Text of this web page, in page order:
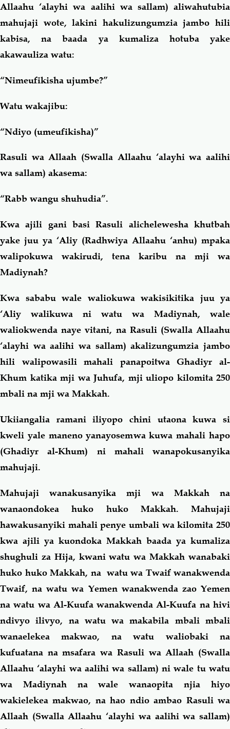
Allaahu ‘alayhi wa aalihi wa sallam) aliwahutubia
mahujaji wote, lakini hakulizungumzia jambo hili
kabisa, na baada ya kumaliza hotuba yake
akawauliza watu:
“Nimeufikisha ujumbe?”
Watu wakajibu:
“Ndiyo (umeufikisha)”
Rasuli wa Allaah (Swalla Allaahu ‘alayhi wa aalihi
wa sallam) akasema:
“Rabb wangu shuhudia”.
Kwa ajili gani basi Rasuli alichelewesha khutbah
yake juu ya ‘Aliy (Radhwiya Allaahu ‘anhu) mpaka
walipokuwa wakirudi, tena karibu na mji wa
Madiynah?
Kwa sababu wale waliokuwa wakisikitika juu ya
‘Aliy walikuwa ni watu wa Madiynah, wale
waliokwenda naye vitani, na Rasuli (Swalla Allaahu
‘alayhi wa aalihi wa sallam) akalizungumzia jambo
hili walipowasili mahali panapoitwa Ghadiyr al-
Khum katika mji wa Juhufa, mji uliopo kilomita 250
mbali na mji wa Makkah.
Ukiiangalia ramani iliyopo chini utaona kuwa si
kweli yale maneno yanayosemwa kuwa mahali hapo
(Ghadiyr al-Khum) ni mahali wanapokusanyika
mahujaji.
Mahujaji wanakusanyika mji wa Makkah na
wanaondokea huko huko Makkah. Mahujaji
hawakusanyiki mahali penye umbali wa kilomita 250
kwa ajili ya kuondoka Makkah baada ya kumaliza
shughuli za Hija, kwani watu wa Makkah wanabaki
huko huko Makkah, na watu wa Twaif wanakwenda
Twaif, na watu wa Yemen wanakwenda zao Yemen
na watu wa Al-Kuufa wanakwenda Al-Kuufa na hivi
ndivyo ilivyo, na watu wa makabila mbali mbali
wanaelekea makwao, na watu waliobaki na
kufuatana na msafara wa Rasuli wa Allaah (Swalla
Allaahu ‘alayhi wa aalihi wa sallam) ni wale tu watu
wa Madiynah na wale wanaopita njia hiyo
wakielekea makwao, na hao ndio ambao Rasuli wa
Allaah (Swalla Allaahu ‘alayhi wa aalihi wa sallam)